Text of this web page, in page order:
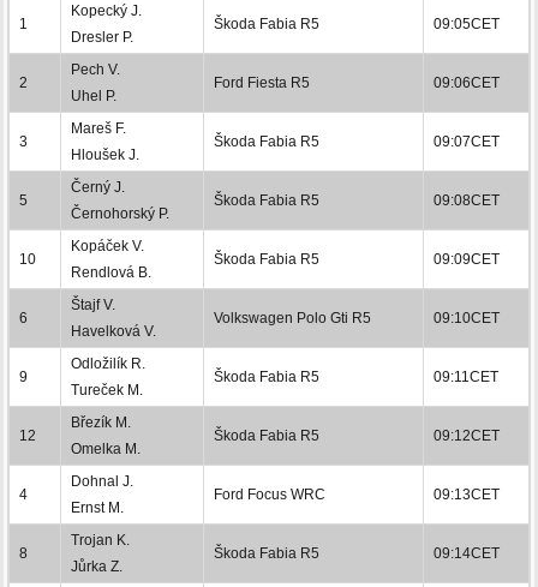
1
Kopecký J.
Dresler P.
Škoda Fabia R5 09:05CET
2
Pech V.
Uhel P.
Ford Fiesta R5 09:06CET
3
Mareš F.
Hloušek J.
Škoda Fabia R5 09:07CET
5
Černý J.
Černohorský P.
Škoda Fabia R5 09:08CET
10
Kopáček V.
Rendlová B.
Škoda Fabia R5 09:09CET
6
Štajf V.
Havelková V.
Volkswagen Polo Gti R5 09:10CET
9
Odložilík R.
Tureček M.
Škoda Fabia R5 09:11CET
12
Březík M.
Omelka M.
Škoda Fabia R5 09:12CET
4
Dohnal J.
Ernst M.
Ford Focus WRC 09:13CET
8
Trojan K.
Jůrka Z.
Škoda Fabia R5 09:14CET